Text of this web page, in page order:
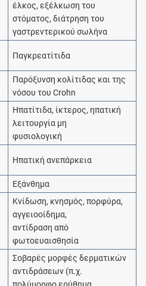
έλκος, εξέλκωση του
στόματος, διάτρηση του
γαστρεντερικού σωλήνα
Παγκρεατίτιδα
Παρόξυνση κολίτιδας και της
νόσου του Crohn
Ηπατίτιδα, ίκτερος, ηπατική
λειτουργία μη
φυσιολογική
Ηπατική ανεπάρκεια
Εξάνθημα
Κνίδωση, κνησμός, πορφύρα,
αγγειοοίδημα,
αντίδραση από
φωτοευαισθησία
Σοβαρές μορφές δερματικών
αντιδράσεων (π.χ.